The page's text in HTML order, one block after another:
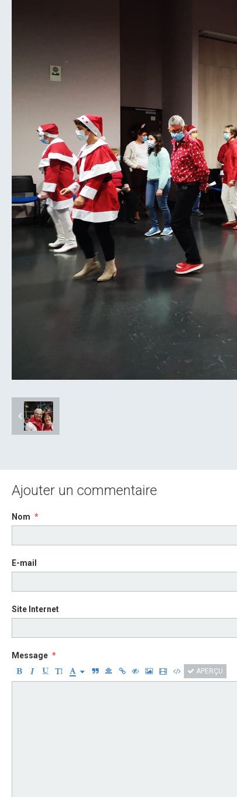
Ajouter un commentaire
Nom
E-mail
Site Internet
Message
APERÇU